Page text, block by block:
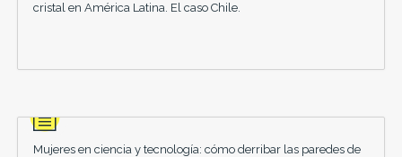
cristal en América Latina. El caso Chile.
Mujeres en ciencia y tecnología: cómo derribar las paredes de